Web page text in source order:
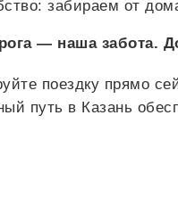
забираем от
— наша забота.
поездку прямо
путь в Казань